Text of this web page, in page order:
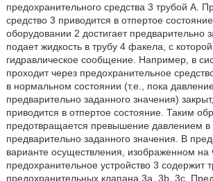
предохранительного средства 3 трубой А.
средство 3 приводится в отпертое
оборудовании 2 достигает предварительно
подает жидкость в трубу 4 факела, с
гидравлическое сообщение. Например, в
проходит через предохранительное
в нормальном состоянии (т.е., пока
предварительно заданного значения)
приводится в отпертое состояние. Таким
предотвращается превышение давлением в
предварительно заданного значения. В
варианте осуществления, изображенном на
предохранительное устройство 3 содержит
предохранительных клапана 3а, 3b, 3с.